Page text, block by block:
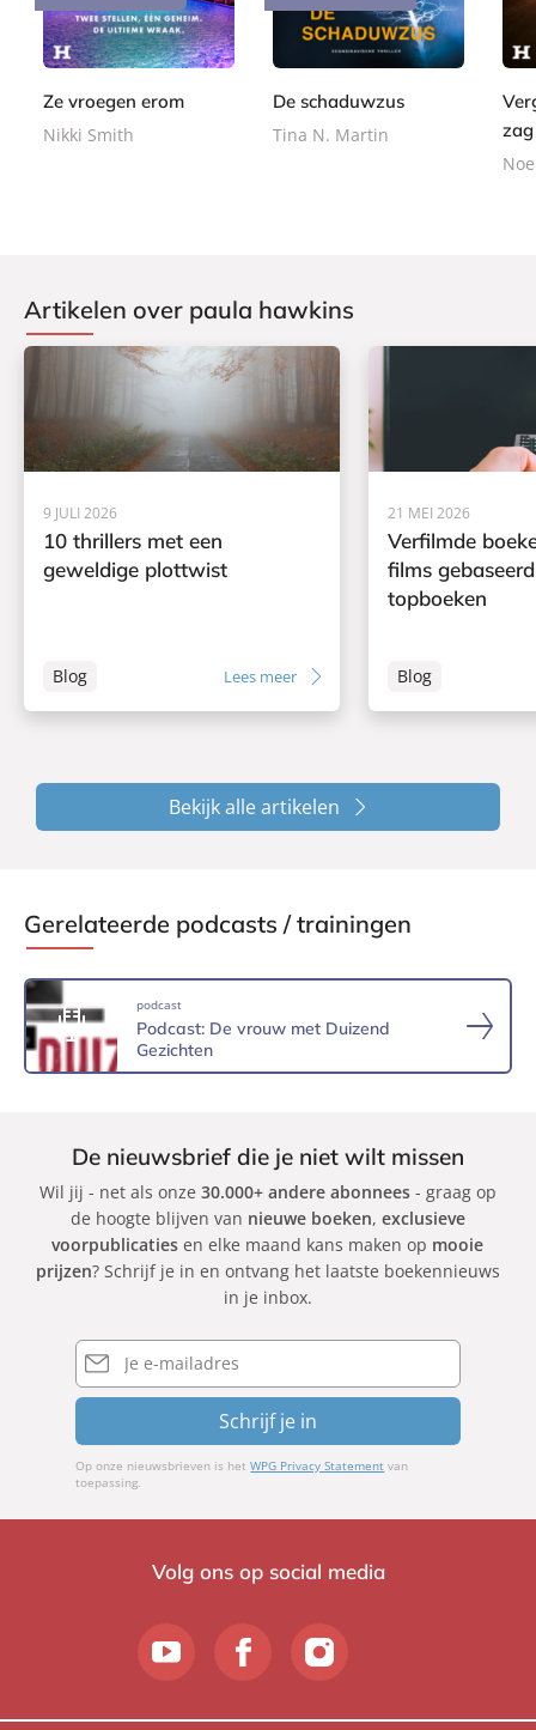
Ze vroegen erom
Nikki Smith
b
De schaduwzus
Tina N. Martin
p
zag
Artikelen over paula hawkins
9 JULI 2026
10 thrillers met een
geweldige plottwist
Blog Lees meer
21 MEI 2026
Verfilmde
films
topboeken
Blog
Bekijk alle artikelen
Gerelateerde podcasts / trainingen
podcast
Podcast: De vrouw met Duizend
Gezichten
De nieuwsbrief die je niet wilt missen
Wil jij - net als onze 30.000+ andere abonnees- graag op
de hoogte blijven van nieuwe boeken, exclusieve
voorpublicaties en elke maand kans maken op mooie
prijzen? Schrijf je in en ontvang het laatste boekennieuws
in je inbox.
E-
mailadres
Schrijf je in
Op onze nieuwsbrieven is hetWPG Privacy Statement van
toepassing.
Volg ons op social media